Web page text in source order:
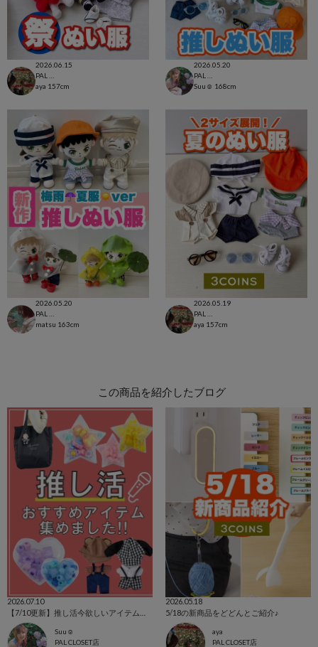
2026.06.15
aya 157cm
2026.05.20
Suu☺︎ 168cm
2026.05.20
matsu 163cm
2026.05.19
aya 157cm
この商品を紹介したブログ
2026.07.10
Suu☺︎
PAL CLOSET店
2026.05.18
5/18の新商品をどどんとご紹介♪
aya
PAL CLOSET店